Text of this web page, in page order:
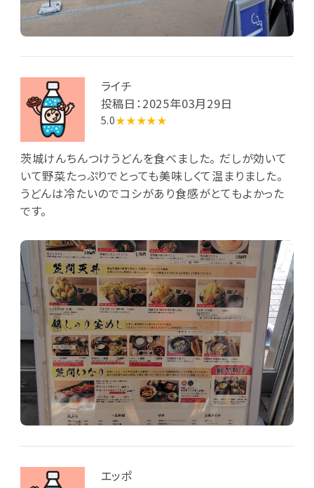
ライチ
投稿日：2025年03月29日
5.0★★★★★
茨城けんちんつけうどんを食べました。 だしが効いて
いて野菜たっぷりでとっても美味しくて温まりました。
うどんは冷たいのでコシがあり食感がとてもよかった
です。
エッポ